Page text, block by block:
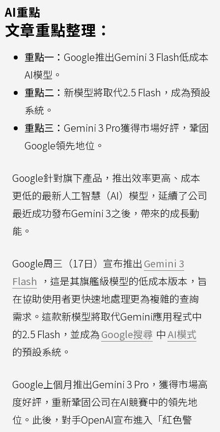
AI重點
文章重點整理：
重點一： Google推出Gemini 3 Flash低成本
AI模型。
重點二： 新模型將取代2.5 Flash，成為預設
系統。
重點三： Gemini 3 Pro獲得市場好評，鞏固
Google領先地位。
Google針對旗下產品，推出效率更高、成本
更低的最新人工智慧（AI）模型，延續了公司
最近成功發布Gemini 3之後，帶來的成長動
能。
Google周三（17日）宣布推出 Gemini 3
Flash ，這是其旗艦級模型的低成本版本，旨
在協助使用者更快速地處理更為複雜的查詢
需求。這款新模型將取代Gemini應用程式中
的2.5 Flash，並成為Google搜尋 中AI模式
的預設系統。
Google上個月推出Gemini 3 Pro，獲得市場高
度好評，重新鞏固公司在AI競賽中的領先地
位。此後，對手OpenAI宣布進入「紅色警